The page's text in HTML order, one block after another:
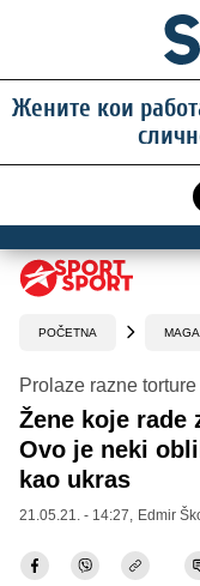
Жените кои